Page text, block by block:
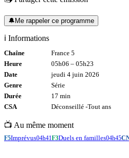
🔔Me rappeler ce programme
ℹ️ Informations
Chaîne
France 5
Heure
05h06 – 05h23
Date
jeudi 4 juin 2026
Genre
Série
Durée
17 min
CSA
Déconseillé -Tout ans
📺 Au même moment
F5Imprévus04h41F3Duels en familles04h45